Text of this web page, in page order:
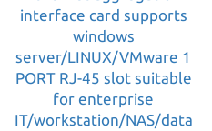
speed network
card
independent
network card